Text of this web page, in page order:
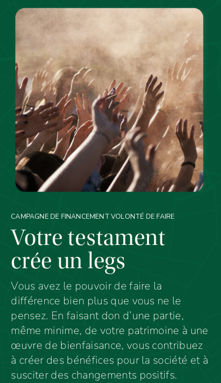
CAMPAGNE DE FINANCEMENT VOLONTÉ DE FAIRE
Votre testament
crée un legs
Vous avez le pouvoir de faire la
différence bien plus que vous ne le
pensez. En faisant don d’une partie,
même minime, de votre patrimoine à une
œuvre de bienfaisance, vous contribuez
à créer des bénéfices pour la société et à
susciter des changements positifs.